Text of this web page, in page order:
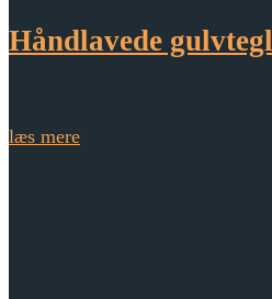
Håndlavede gulvtegl
læs mere